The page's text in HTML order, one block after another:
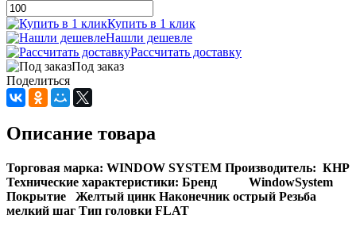
Купить в 1 клик
Нашли дешевле
Рассчитать доставку
Под заказ
Поделиться
Описание товара
Торговая марка: WINDOW SYSTEM Производитель: КНР
Технические характеристики: Бренд WindowSystem
Покрытие Желтый цинк Наконечник острый Резьба
мелкий шаг Тип головки FLAT